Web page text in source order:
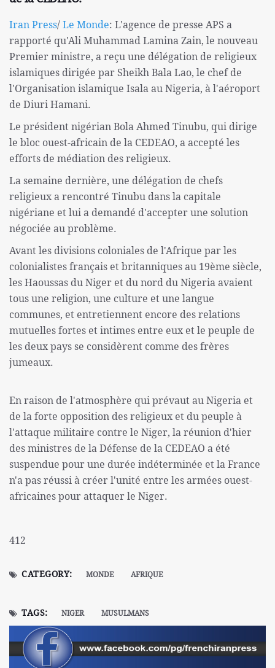
Iran Press/Le Monde: L'agence de presse APS a
rapporté qu'Ali Muhammad Lamina Zain, le nouveau
Premier ministre, a reçu une délégation de religieux
islamiques dirigée par Sheikh Bala Lao, le chef de
l'Organisation islamique Isala au Nigeria, à l'aéroport
de Diuri Hamani.
Le président nigérian Bola Ahmed Tinubu, qui dirige
le bloc ouest-africain de la CEDEAO, a accepté les
efforts de médiation des religieux.
La semaine dernière, une délégation de chefs
religieux a rencontré Tinubu dans la capitale
nigériane et lui a demandé d'accepter une solution
négociée au problème.
Avant les divisions coloniales de l'Afrique par les
colonialistes français et britanniques au 19ème siècle,
les Haoussas du Niger et du nord du Nigeria avaient
tous une religion, une culture et une langue
communes, et entretiennent encore des relations
mutuelles fortes et intimes entre eux et le peuple de
les deux pays se considèrent comme des frères
jumeaux.
En raison de l'atmosphère qui prévaut au Nigeria et
de la forte opposition des religieux et du peuple à
l'attaque militaire contre le Niger, la réunion d'hier
des ministres de la Défense de la CEDEAO a été
suspendue pour une durée indéterminée et la France
n'a pas réussi à créer l'unité entre les armées ouest-
africaines pour attaquer le Niger.
412
CATEGORY: MONDE AFRIQUE
TAGS: NIGER MUSULMANS